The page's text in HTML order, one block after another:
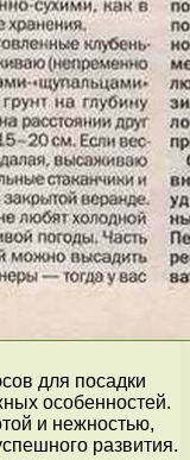
для посадки
особенностей.
и нежностью,
развития.